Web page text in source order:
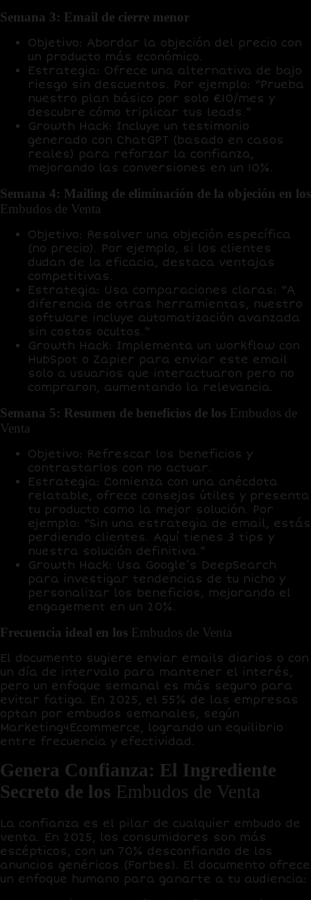
Semana 3: Email de cierre menor
Objetivo: Abordar la objeción del precio con
un producto más económico.
Estrategia: Ofrece una alternativa de bajo
riesgo sin descuentos. Por ejemplo: “Prueba
nuestro plan básico por solo €10/mes y
descubre cómo triplicar tus leads.”
Growth Hack: Incluye un testimonio
generado con ChatGPT (basado en casos
reales) para reforzar la confianza,
mejorando las conversiones en un 10%.
Semana 4: Mailing de eliminación de la objeción en los
Embudos de Venta
Objetivo: Resolver una objeción específica
(no precio). Por ejemplo, si los clientes
dudan de la eficacia, destaca ventajas
competitivas.
Estrategia: Usa comparaciones claras: “A
diferencia de otras herramientas, nuestro
software incluye automatización avanzada
sin costos ocultos.”
Growth Hack: Implementa un workflow con
HubSpot o Zapier para enviar este email
solo a usuarios que interactuaron pero no
compraron, aumentando la relevancia.
Semana 5: Resumen de beneficios de los Embudos de
Venta
Objetivo: Refrescar los beneficios y
contrastarlos con no actuar.
Estrategia: Comienza con una anécdota
relatable, ofrece consejos útiles y presenta
tu producto como la mejor solución. Por
ejemplo: “Sin una estrategia de email, estás
perdiendo clientes. Aquí tienes 3 tips y
nuestra solución definitiva.”
Growth Hack: Usa Google’s DeepSearch
para investigar tendencias de tu nicho y
personalizar los beneficios, mejorando el
engagement en un 20%.
Frecuencia ideal en los Embudos de Venta
El documento sugiere enviar emails diarios o con
un día de intervalo para mantener el interés,
pero un enfoque semanal es más seguro para
evitar fatiga. En 2025, el 55% de las empresas
optan por embudos semanales, según
Marketing4Ecommerce, logrando un equilibrio
entre frecuencia y efectividad.
Genera Confianza: El Ingrediente
Secreto de los Embudos de Venta
La confianza es el pilar de cualquier embudo de
venta. En 2025, los consumidores son más
escépticos, con un 70% desconfiando de los
anuncios genéricos (Forbes). El documento ofrece
un enfoque humano para ganarte a tu audiencia: